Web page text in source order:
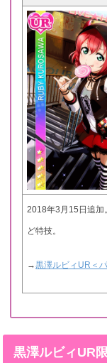
2018年3月15日追加
ど特技。
→黒澤ルビィUR＜
黒澤ルビィUR